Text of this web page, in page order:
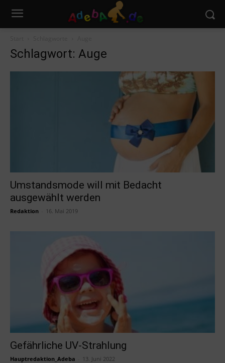
Schlagwort: Auge
Umstandsmode will mit Bedacht
ausgewählt werden
Redaktion 16. Mai 2019
Gefährliche UV-Strahlung
Hauptredaktion_Adeba 13. Juni 2022